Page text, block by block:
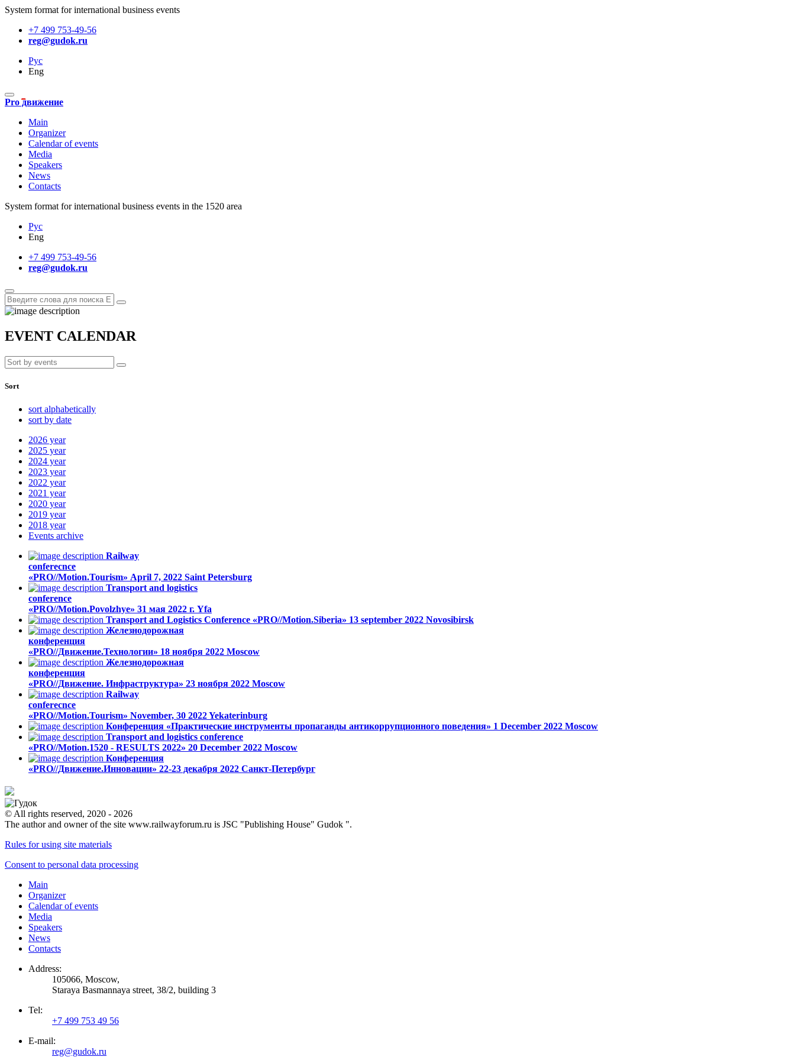
System format for international business events
+7 499 753-49-56
reg@gudok.ru
Рус
Eng
Pro движение
Main
Organizer
Calendar of events
Media
Speakers
News
Contacts
System format for international business events in the 1520 area
Рус
Eng
+7 499 753-49-56
reg@gudok.ru
EVENT CALENDAR
Sort
sort alphabetically
sort by date
2026 year
2025 year
2024 year
2023 year
2022 year
2021 year
2020 year
2019 year
2018 year
Events archive
Railway
conferecnce
«PRO//Motion.Tourism» April 7, 2022 Saint Petersburg
Transport and logistics
conference
«PRO//Motion.Povolzhye» 31 мая 2022 г. Yfa
Transport and Logistics Conference «PRO//Motion.Siberia» 13 september 2022 Novosibirsk
Железнодорожная
конференция
«PRO//Движение.Технологии» 18 ноября 2022 Moscow
Железнодорожная
конференция
«PRO//Движение. Инфраструктура» 23 ноября 2022 Moscow
Railway
conferecnce
«PRO//Motion.Tourism» November, 30 2022Yekaterinburg
Конференция «Практические инструменты пропаганды антикоррупционного поведения» 1 December 2022 Moscow
Transport and logistics conference
«PRO//Motion.1520 - RESULTS 2022» 20 December 2022 Moscow
Конференция
«PRO//Движение.Инновации» 22-23 декабря 2022 Санкт-Петербург
© All rights reserved, 2020 - 2026
The author and owner of the site www.railwayforum.ru is JSC "Publishing House" Gudok ".
Rules for using site materials
Consent to personal data processing
Main
Organizer
Calendar of events
Media
Speakers
News
Contacts
Address:
105066, Moscow,
Staraya Basmannaya street, 38/2, building 3
Tel:
+7 499 753 49 56
E-mail:
reg@gudok.ru